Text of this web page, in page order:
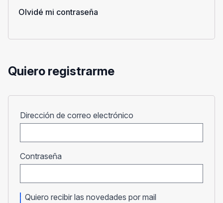
Olvidé mi contraseña
Quiero registrarme
Dirección de correo electrónico
Contraseña
Quiero recibir las novedades por mail